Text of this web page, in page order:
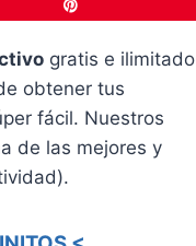
gratis e ilimitado
obtener tus
fácil. Nuestros
de las mejores y